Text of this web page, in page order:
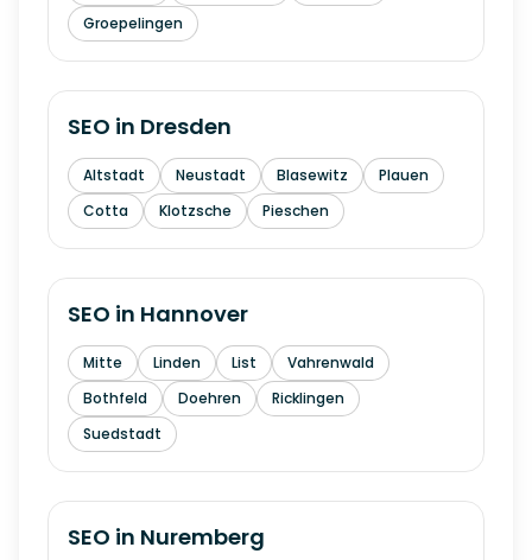
Groepelingen
SEO in Dresden
Altstadt Neustadt Blasewitz
Plauen
Cotta
Klotzsche Pieschen
SEO in Hannover
Mitte Linden List
Vahrenwald
Bothfeld
Doehren
Ricklingen
Suedstadt
SEO in Nuremberg